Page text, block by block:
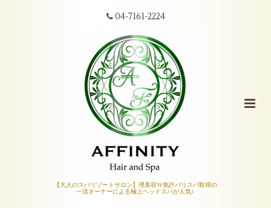
04-7161-2224
【大人のスパリゾートサロン】理美容W免許バリスパ取得の
一流オーナーによる極上ヘッドスパが人気♪